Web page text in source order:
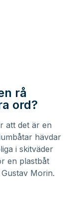
rå
ord?
att det är en
hävdar
i skitväder
en plastbåt
Morin.